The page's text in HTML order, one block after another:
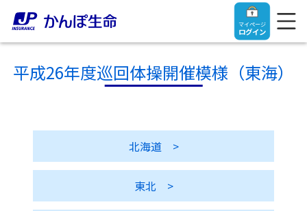
マイページ
ログイン
ご契約者さま
ご契約者さま
保険をご検討中のお客さま
平成26年度巡回体操開催模様（東海）
北海道 >
東北 >